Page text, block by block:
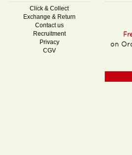
Click & Collect
Exchange & Return
Contact us
Recruitment
Privacy
CGV
on